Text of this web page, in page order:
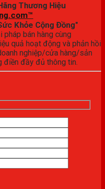
Thương Hiệu
Khỏe Cộng Đồng"
bán hàng cùng
quả hoạt động và phản hồi
nghiệp/cửa hàng/sản
điền đầy đủ thông tin.